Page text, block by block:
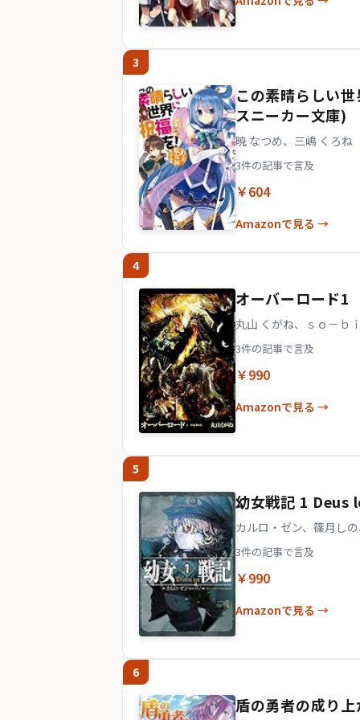
3
この素晴らしい
スニーカー文庫)
暁 なつめ、三嶋 くろね
3件の記事で言及
￥604
Amazonで見る →
4
オーバーロード
丸山 くがね、ｓｏ－ｂ
3件の記事で言及
￥990
Amazonで見る →
5
幼女戦記 1
カルロ・ゼン、篠月し
3件の記事で言及
￥990
Amazonで見る →
6
盾の勇者の成り